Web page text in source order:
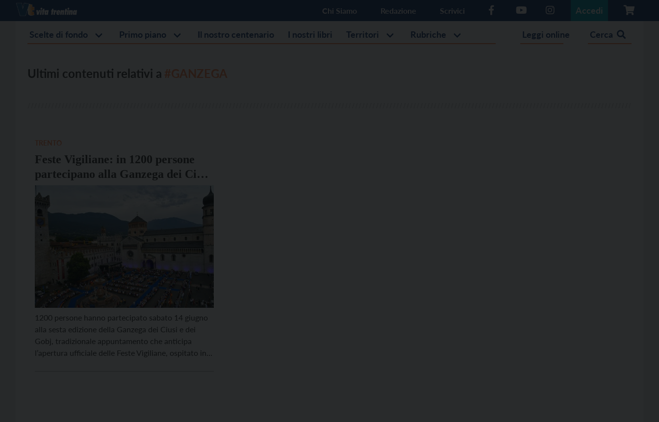
Chi Siamo Redazione Scrivici Accedi
Scelte di fondo Primo piano Il nostro centenario I nostri libri Territori Rubriche Leggi online Cerca
Ultimi contenuti relativi a
Feste Vigiliane: in 1200 persone
partecipano alla Ganzega dei Ciusi
e dei Gobj
1200 persone hanno partecipato sabato 14 giugno
alla sesta edizione della Ganzega dei Ciusi e dei
Gobj, tradizionale appuntamento che anticipa
l’apertura ufficiale delle Feste Vigiliane, ospitato in